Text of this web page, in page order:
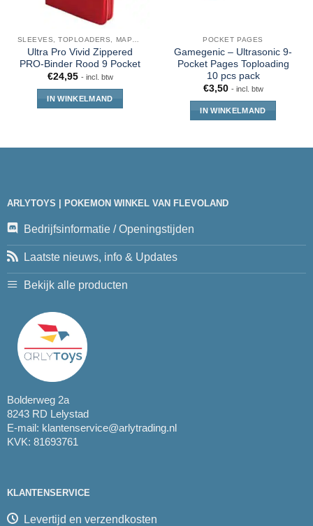
Ultra Pro Vivid Zippered
PRO-Binder Rood 9 Pocket
€24,95 - incl. btw
IN WINKELMAND
POCKET PAGES
Gamegenic – Ultrasonic 9-
Pocket Pages Toploading
10 pcs pack
€3,50 - incl. btw
IN WINKELMAND
ARLYTOYS | POKEMON WINKEL VAN FLEVOLAND
Bedrijfsinformatie / Openingstijden
Laatste nieuws, info & Updates
Bekijk alle producten
Bolderweg 2a
8243 RD Lelystad
E-mail: klantenservice@arlytrading.nl
KVK: 81693761
KLANTENSERVICE
Levertijd en verzendkosten